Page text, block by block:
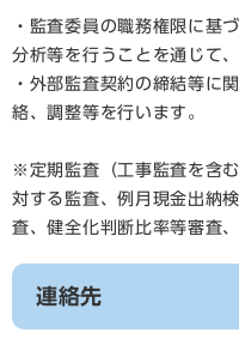
・監査委員の職務権限に基
分析等を行うことを通じて
・外部監査契約の締結等に
絡、調整等を行います。
※定期監査（工事監査を含
対する監査、例月現金出納
査、健全化判断比率等審査
連絡先